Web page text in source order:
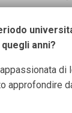
anni?
di
approfondire